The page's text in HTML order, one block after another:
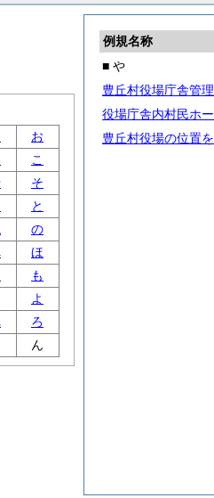
例規名称
■ や
豊丘村役場庁舎管
役場庁舎内村民ホ
豊丘村役場の位置
お
こ
そ
と
の
ほ
も
よ
ろ
ん